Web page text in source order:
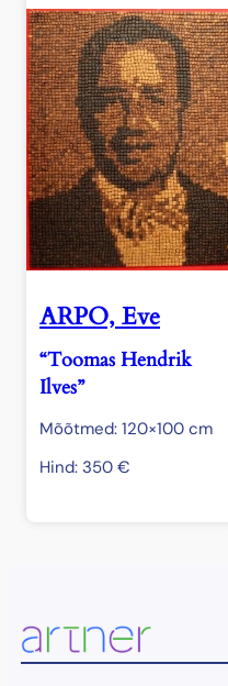
ARPO, Eve
“Toomas Hendrik
Ilves”
Mõõtmed: 120×100 cm
Hind: 350 €